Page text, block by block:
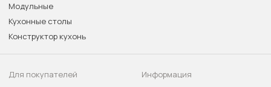
Модульные
Кухонные столы
Конструктор кухонь
Для покупателей
Информация